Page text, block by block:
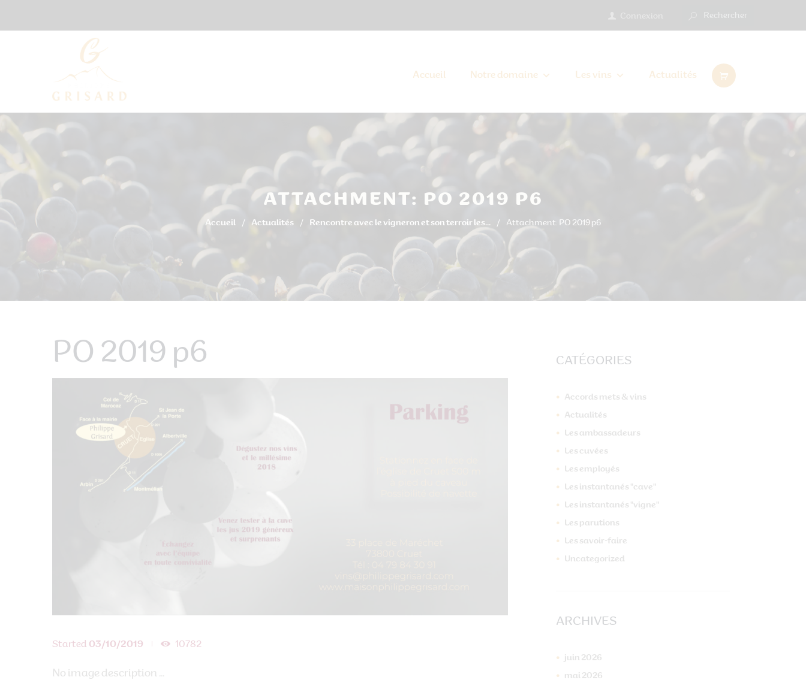
Accueil Notre domaine Les vins Actualités
ATTACHMENT: PO 2019 P6
Accueil Actualités Rencontre avec le vigneron et son terroir les... Attachment: PO 2019 p6
PO 2019 p6
Started 03/10/2019 10782
No image description ...
CATÉGORIES
Accords mets & vins
Actualités
Les ambassadeurs
Les cuvées
Les employés
Les instantanés "cave"
Les instantanés "vigne"
Les parutions
Les savoir-faire
Uncategorized
ARCHIVES
juin 2026
mai 2026